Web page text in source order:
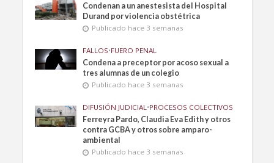
Condenan a un anestesista del Hospital
Durand por violencia obstétrica
Publicado hace 3 semanas
FALLOS•FUERO PENAL
Condena a preceptor por acoso sexual a
tres alumnas de un colegio
Publicado hace 3 semanas
DIFUSIÓN JUDICIAL•PROCESOS COLECTIVOS
Ferreyra Pardo, Claudia Eva Edith y otros
contra GCBA y otros sobre amparo-
ambiental
Publicado hace 3 semanas